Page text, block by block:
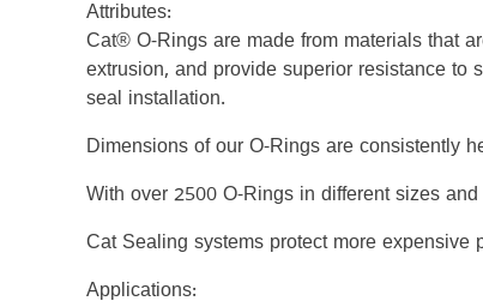
Attributes:
Cat® O-Rings are made from materials that
extrusion, and provide superior resistance
seal installation.
Dimensions of our O-Rings are consistently
With over 2500 O-Rings in different sizes
Cat Sealing systems protect more
Applications: